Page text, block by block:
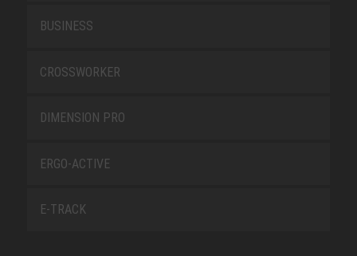
BUSINESS
CROSSWORKER
DIMENSION PRO
ERGO-ACTIVE
E-TRACK